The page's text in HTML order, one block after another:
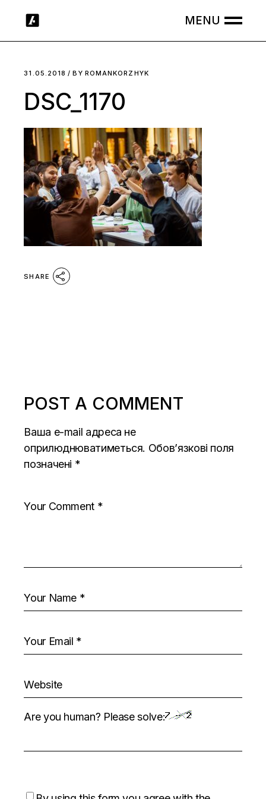
31.05.2018 BY ROMANKORZHYK
DSC_1170
SHARE
POST A COMMENT
Ваша e-mail адреса не
оприлюднюватиметься. Обов’язкові поля
позначені *
Are you human? Please solve: